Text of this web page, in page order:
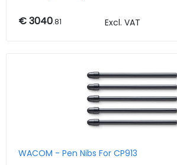
€ 3040.81 Excl. VAT
WACOM - Pen Nibs For CP913